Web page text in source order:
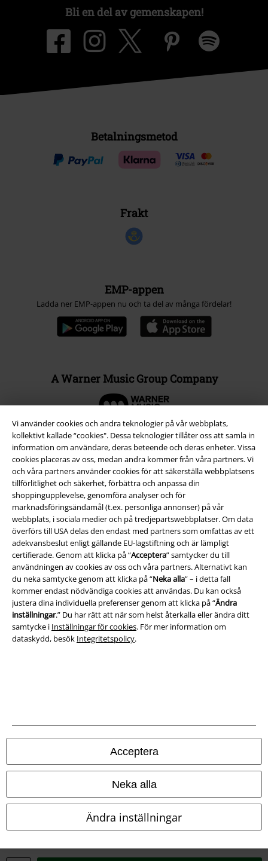
Vi använder cookies och andra teknologier på vår webbplats,
kollektivt kallade “cookies". Dessa teknologier tillåter oss att samla in
information om användare, deras beteende och deras enheter. Vissa
cookies placeras av oss, medan andra kommer från våra partners. Vi
och våra partners använder cookies för att säkerställa webbplatsens
tillförlitlighet och säkerhet, förbättra och anpassa din
shoppingupplevelse, genomföra analyser och för
marknadsföringsändamål (t.ex. personliga annonser) på vår
webbplats, i sociala medier och på tredjepartswebbplatser. Om data
överförs till USA delas den endast med partners som omfattas av ett
adekvansbeslut enligt gällande EU-lagstiftning och är lämpligt
certifierade. Genom att klicka på “Acceptera” samtycker du till
användningen av cookies av oss och våra partners. Alternativt kan
du neka samtycke genom att klicka på “Neka alla” – i detta fall
kommer endast nödvändiga cookies att användas. Du kan också
justera dina individuella preferenser genom att klicka på “Ändra
inställningar.” Du har rätt att när som helst återkalla eller ändra ditt
samtycke i Inställningar för cookies. För mer information om
dataskydd, besök Integritetspolicy.
Acceptera
Neka alla
Ändra inställningar
Bli en del av gemenskapen!
Betalningsmetod
Frakt
EMP-appen
Ladda ner EMP-appen nu och ta del av många fördelar!
A Warner Music Group Company
Juridisk information/Villkor
Villkor
Om oss
Ladda ner villkoren
Fraktkostnad tillkommer.
© 1986-2026 E.M.P. Merchandising HGmbH